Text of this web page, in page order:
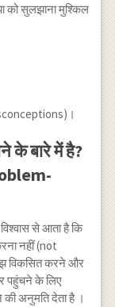
को सुलझाना मुश्किल
के बारे में है?
से आता है कि
नहीं (not
विकसित करने और
पहुंचने के लिए
की अनुमति देता है ।